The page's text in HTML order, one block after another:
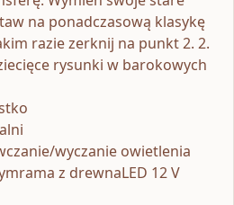
na ponadczasową klasykę
razie zerknij na punkt 2. 2.
rysunki w barokowych
wyczanie owietlenia
z drewnaLED 12 V